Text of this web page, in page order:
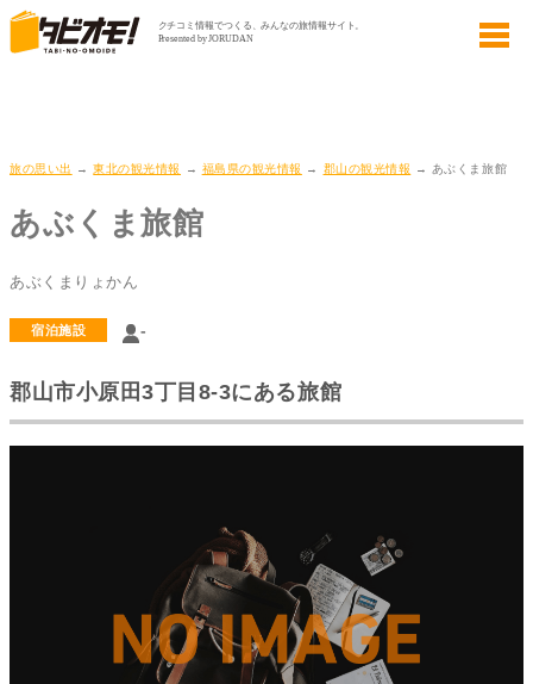
旅の思い出 →東北の観光情報 → 福島県の観光情報 → 郡山の観光情報 → あぶくま旅館
あぶくま旅館
あぶくまりょかん
宿泊施設 -
郡山市小原田3丁目8-3にある旅館